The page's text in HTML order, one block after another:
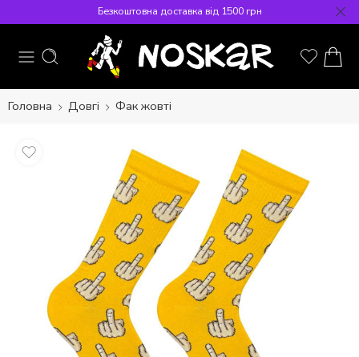
Безкоштовна доставка від 1500 грн
Головна Довгі Фак жовті